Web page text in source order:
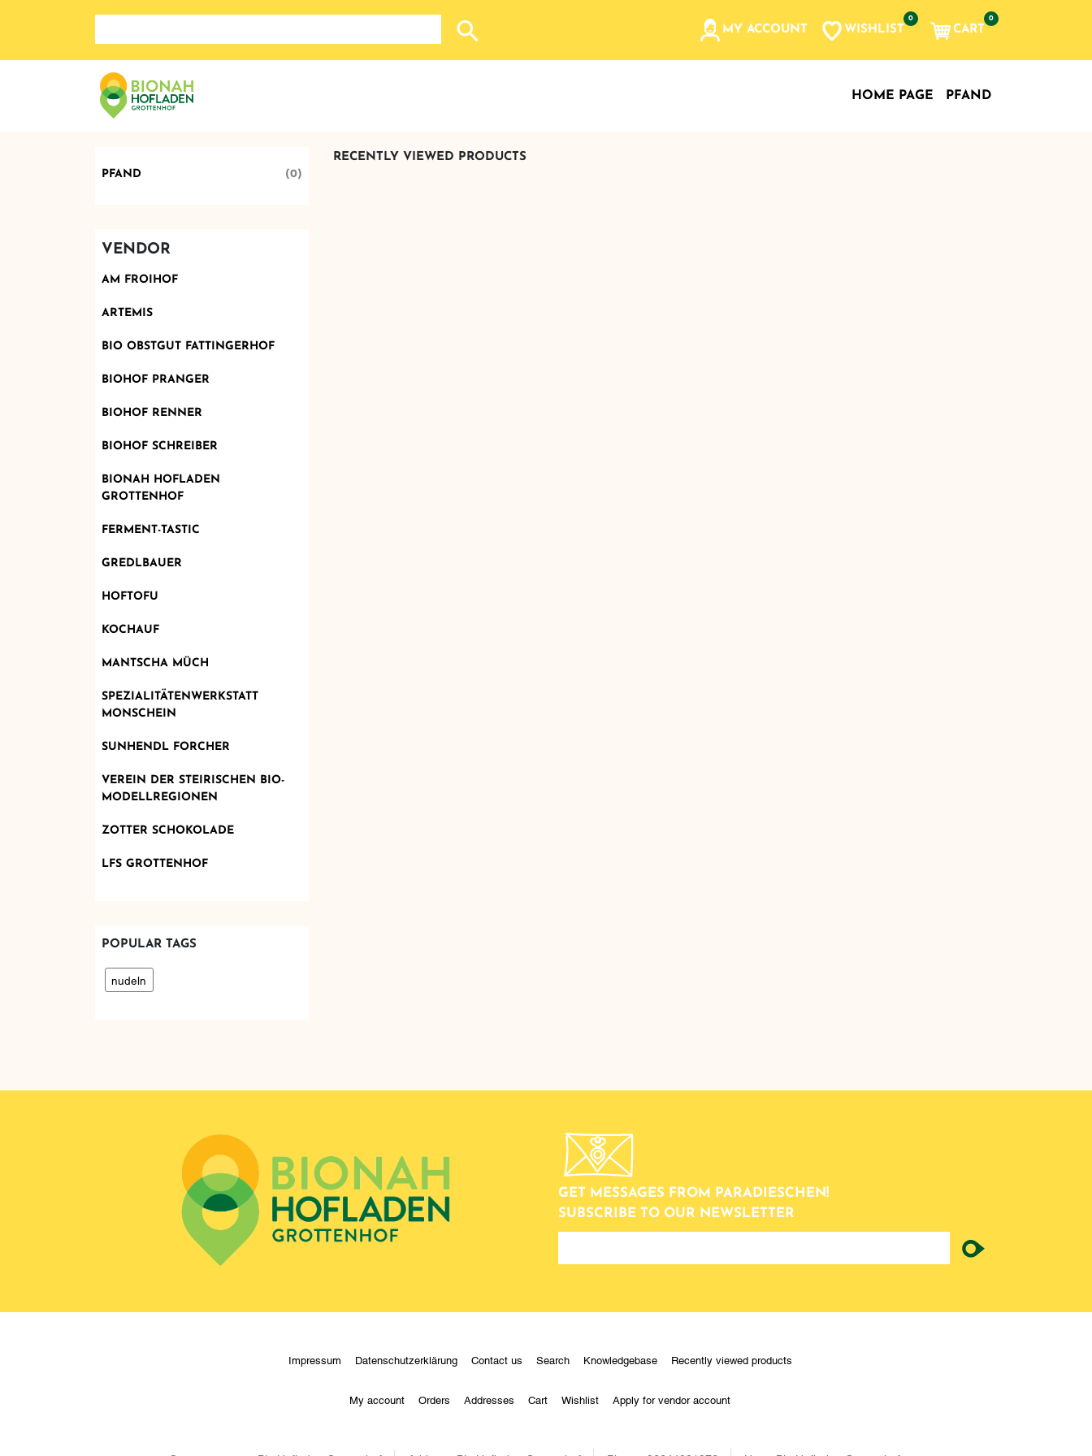
Search store MY ACCOUNT WISHLIST
0
CART
0
HOME PAGE PFAND
PFAND (0)
VENDOR
AM FROIHOF
ARTEMIS
BIO OBSTGUT FATTINGERHOF
BIOHOF PRANGER
BIOHOF RENNER
BIOHOF SCHREIBER
BIONAH HOFLADEN
GROTTENHOF
FERMENT-TASTIC
GREDLBAUER
HOFTOFU
KOCHAUF
MANTSCHA MÜCH
SPEZIALITÄTENWERKSTATT
MONSCHEIN
SUNHENDL FORCHER
VEREIN DER STEIRISCHEN BIO-
MODELLREGIONEN
ZOTTER SCHOKOLADE
LFS GROTTENHOF
POPULAR TAGS
nudeln
RECENTLY VIEWED PRODUCTS
GET MESSAGES FROM PARADIESCHEN!
SUBSCRIBE TO OUR NEWSLETTER
newsletter
Impressum Datenschutzerklärung Contact us Search Knowledgebase Recently viewed products
My account Orders Addresses Cart Wishlist Apply for vendor account